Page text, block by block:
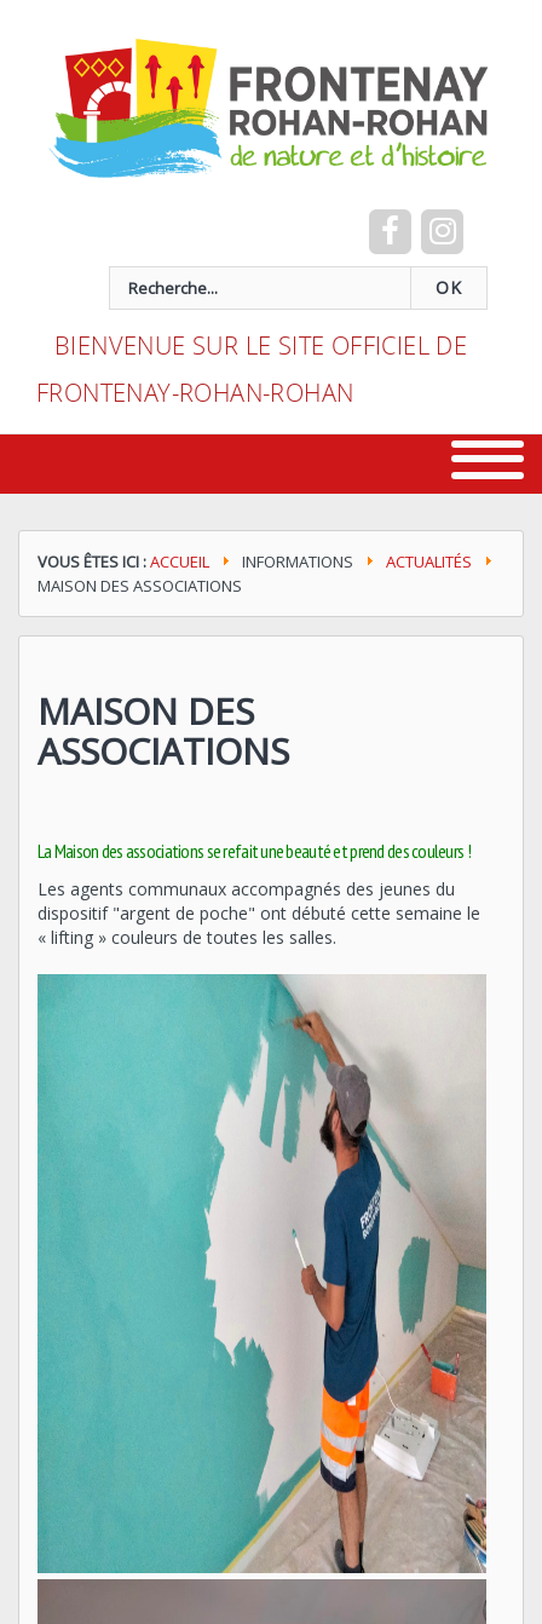
OK
BIENVENUE SUR LE SITE OFFICIEL DE
FRONTENAY-ROHAN-ROHAN
VOUS ÊTES ICI :ACCUEIL INFORMATIONS
ACTUALITÉS
MAISON DES ASSOCIATIONS
MAISON DES
ASSOCIATIONS
La Maison des associations se refait une beauté et prend des couleurs !
Les agents communaux accompagnés des jeunes du
dispositif "argent de poche" ont débuté cette semaine le
« lifting » couleurs de toutes les salles.